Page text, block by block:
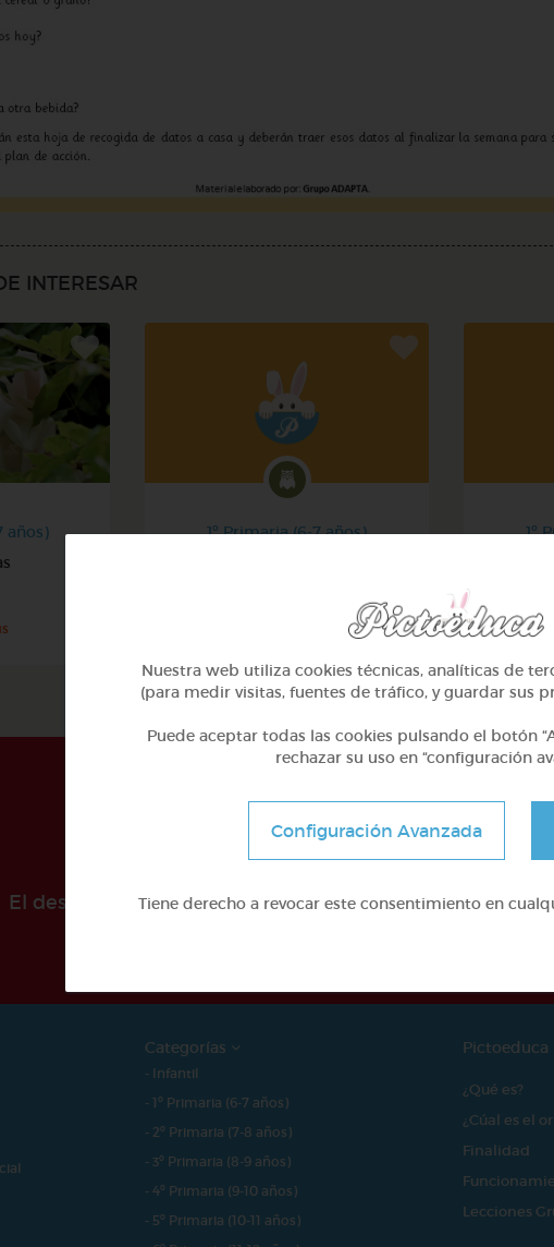
INTERESAR
años)
1º Primaria (6-7 años)
1º
El desarollo de este proyecto ha sido posible gracias al
Categorías
- Infantil
- 1º Primaria (6-7 años)
- 2º Primaria (7-8 años)
- 3º Primaria (8-9 años)
- 4º Primaria (9-10 años)
- 5º Primaria (10-11 años)
Pictoeduca
¿Qué es?
¿Cúal es el
Finalidad
Lecciones
Nuestra web utiliza cookies técnicas, analíticas de
(para medir visitas, fuentes de tráfico, y guardar sus
Puede aceptar todas las cookies pulsando el botón
rechazar su uso en “configuración
Configuración Avanzada
Tiene derecho a revocar este consentimiento en